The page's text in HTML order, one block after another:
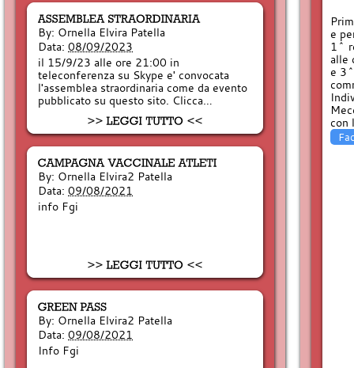
By: Ornella Elvira Patella
Data: 08/09/2023
il 15/9/23 alle ore 21:00 in
teleconferenza su Skype e' convocata
l'assemblea straordinaria come da evento
pubblicato su questo sito. Clicca…
By: Ornella Elvira2 Patella
Data: 09/08/2021
info Fgi
By: Ornella Elvira2 Patella
Data: 09/08/2021
Info Fgi
e
1^
alle
e
con